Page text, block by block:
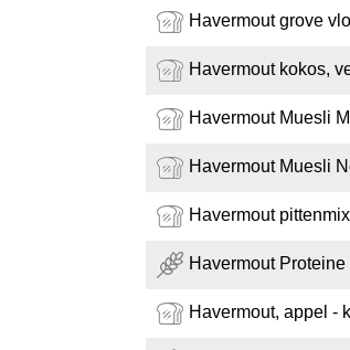
Havermout grove
Havermout kokos,
Havermout Muesli
Havermout Muesli
Havermout
Havermout
Havermout, appel -